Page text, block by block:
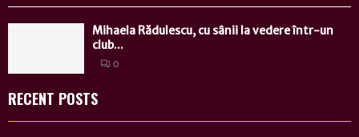
Mihaela Rădulescu, cu sânii la vedere într-un
club...
0
RECENT POSTS